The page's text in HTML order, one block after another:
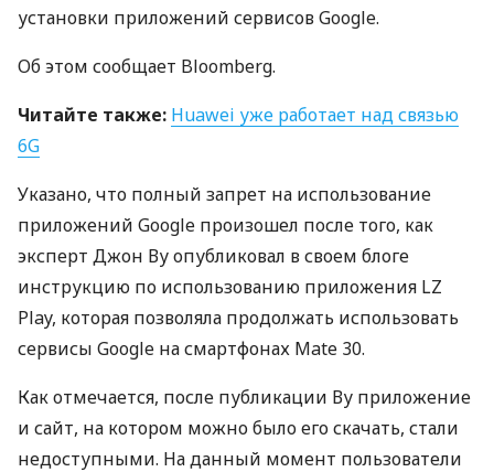
установки приложений сервисов Google.
Об этом сообщает Bloomberg.
Читайте также: Huawei уже работает над связью
6G
Указано, что полный запрет на использование
приложений Google произошел после того, как
эксперт Джон Ву опубликовал в своем блоге
инструкцию по использованию приложения LZ
Play, которая позволяла продолжать использовать
сервисы Google на смартфонах Mate 30.
Как отмечается, после публикации Ву приложение
и сайт, на котором можно было его скачать, стали
недоступными. На данный момент пользователи